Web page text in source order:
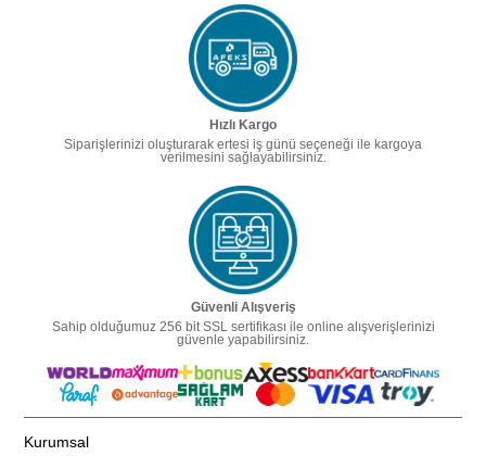
Hızlı Kargo
Siparişlerinizi oluşturarak ertesi iş günü seçeneği ile kargoya
verilmesini sağlayabilirsiniz.
Güvenli Alışveriş
Sahip olduğumuz 256 bit SSL sertifikası ile online alışverişlerinizi
güvenle yapabilirsiniz.
Kurumsal